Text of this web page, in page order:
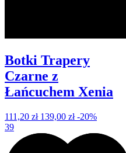
Botki Trapery
Czarne z
Łańcuchem Xenia
111,20 zł 139,00 zł -20%
39